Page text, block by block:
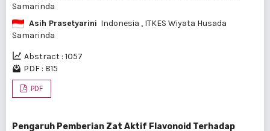
Samarinda
Asih Prasetyarini Indonesia , ITKES Wiyata Husada
Samarinda
Abstract : 1057
PDF : 815
PDF
Pengaruh Pemberian Zat Aktif Flavonoid Terhadap